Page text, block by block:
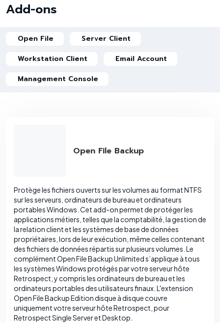
Add-ons
Open File
Server Client
Workstation Client
Email Account
Management Console
Open File Backup
Protège les fichiers ouverts sur les volumes au format NTFS
sur les serveurs, ordinateurs de bureau et ordinateurs
portables Windows. Cet add-on permet de protéger les
applications métiers, telles que la comptabilité, la gestion de
la relation client et les systèmes de base de données
propriétaires, lors de leur exécution, même celles contenant
des fichiers de données répartis sur plusieurs volumes. Le
complément Open File Backup Unlimited s’applique à tous
les systèmes Windows protégés par votre serveur hôte
Retrospect, y compris les ordinateurs de bureau et les
ordinateurs portables des utilisateurs finaux. L'extension
Open File Backup Edition disque à disque couvre
uniquement votre serveur hôte Retrospect, pour
Retrospect Single Server et Desktop.